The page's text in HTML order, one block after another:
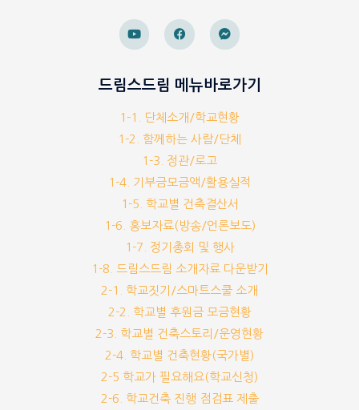
드림스드림 메뉴바로가기
1-1. 단체소개/학교현황
1-2. 함께하는 사람/단체
1-3. 정관/로고
1-4. 기부금모금액/활용실적
1-5. 학교별 건축결산서
1-6. 홍보자료(방송/언론보도)
1-7. 정기총회 및 행사
1-8. 드림스드림 소개자료 다운받기
2-1. 학교짓기/스마트스쿨 소개
2-2. 학교별 후원금 모금현황
2-3. 학교별 건축스토리/운영현황
2-4. 학교별 건축현황(국가별)
2-5 학교가 필요해요(학교신청)
2-6. 학교건축 진행 점검표 제출